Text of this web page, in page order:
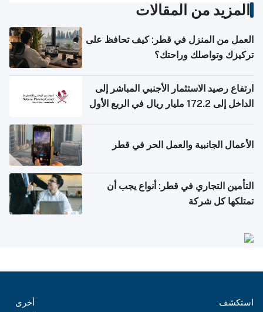
المزيد من المقالات
العمل من المنزل في قطر: كيف تحافظ على
تركيزك وتواصلك وراحتك؟
ارتفاع رصيد الاستثمار الأجنبي المباشر إلى
الداخل إلى 172.2 مليار ريال في الربع الأول
الأعمال الجانبية والعمل الحر في قطر
التأمين التجاري في قطر: أنواع يجب أن
تمتلكها كل شركة
استكشف أخرى